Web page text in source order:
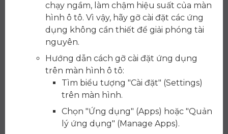
chạy ngầm, làm chậm hiệu suất của màn
hình ô tô. Vì vậy, hãy gỡ cài đặt các ứng
dụng không cần thiết để giải phóng tài
nguyên.
Hướng dẫn cách gỡ cài đặt ứng dụng
trên màn hình ô tô:
Tìm biểu tượng "Cài đặt" (Settings)
trên màn hình.
Chọn "Ứng dụng" (Apps) hoặc "Quản
lý ứng dụng" (Manage Apps).